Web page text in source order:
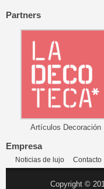
Partners
Artículos Decoración
Empresa
Noticias de lujo Contacto
Copyright ©